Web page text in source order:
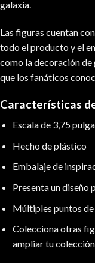
galaxia.
Las figuras cuentan
todo el producto y el
como la decoración
que los fanáticos
Características
Escala de 3,75
Hecho de plástico
Embalaje de
Presenta un diseño
Múltiples puntos
Colecciona otras
ampliar tu